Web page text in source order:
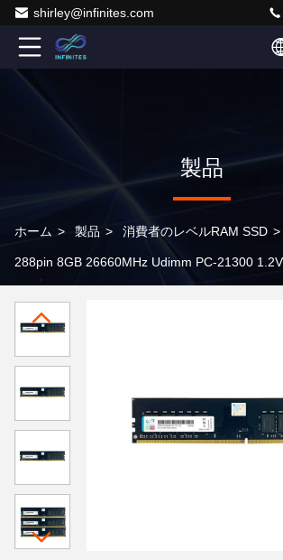
shirley@infinites.com
製品
ホーム > 製品 > 消費者のレベルRAM SSD >
288pin 8GB 26660MHz Udimm PC-21300 1.2V